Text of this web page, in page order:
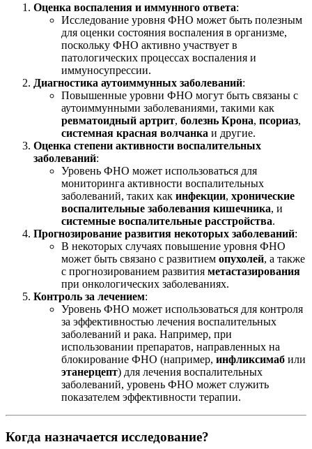
Оценка воспаления и иммунного ответа:
Исследование уровня ФНО может быть полезным
для оценки состояния воспаления в организме,
поскольку ФНО активно участвует в
патологических процессах воспаления и
иммуносупрессии.
Диагностика аутоиммунных заболеваний:
Повышенные уровни ФНО могут быть связаны с
аутоиммунными заболеваниями, такими как
ревматоидный артрит, болезнь Крона, псориаз,
системная красная волчанка и другие.
Оценка степени активности воспалительных
заболеваний:
Уровень ФНО может использоваться для
мониторинга активности воспалительных
заболеваний, таких как инфекции, хронические
воспалительные заболевания кишечника, и
системные воспалительные расстройства.
Прогнозирование развития некоторых заболеваний:
В некоторых случаях повышение уровня ФНО
может быть связано с развитием опухолей, а также
с прогнозированием развития метастазирования
при онкологических заболеваниях.
Контроль за лечением:
Уровень ФНО может использоваться для контроля
за эффективностью лечения воспалительных
заболеваний и рака. Например, при
использовании препаратов, направленных на
блокирование ФНО (например, инфликсимаб или
этанерцепт) для лечения воспалительных
заболеваний, уровень ФНО может служить
показателем эффективности терапии.
Когда назначается исследование?